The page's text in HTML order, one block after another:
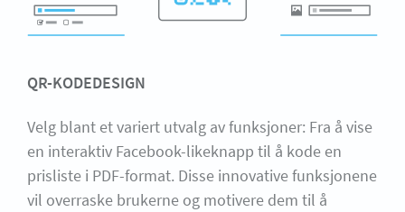
QR-KODEDESIGN
Velg blant et variert utvalg av funksjoner: Fra å vise
en interaktiv Facebook-likeknapp til å kode en
prisliste i PDF-format. Disse innovative funksjonene
vil overraske brukerne og motivere dem til å